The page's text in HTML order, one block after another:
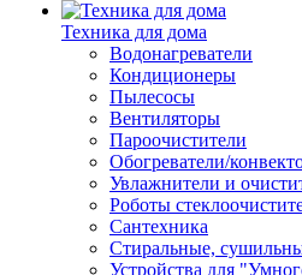
Техника для дома
Водонагреватели
Кондиционеры
Пылесосы
Вентиляторы
Пароочистители
Обогреватели/
Увлажнители и
Роботы
Сантехника
Стиральные,
Устройства для